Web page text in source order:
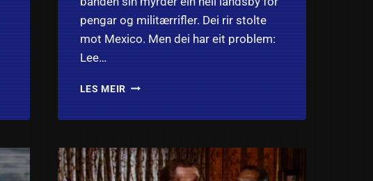
pengar og militærrifler. Dei rir stolte
mot Mexico. Men dei har eit problem:
Lee…
LES MEIR BARQUERO